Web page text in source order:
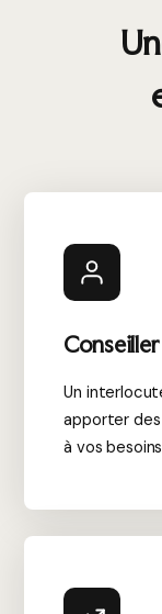
Conseiller
Un
apporter
à vos